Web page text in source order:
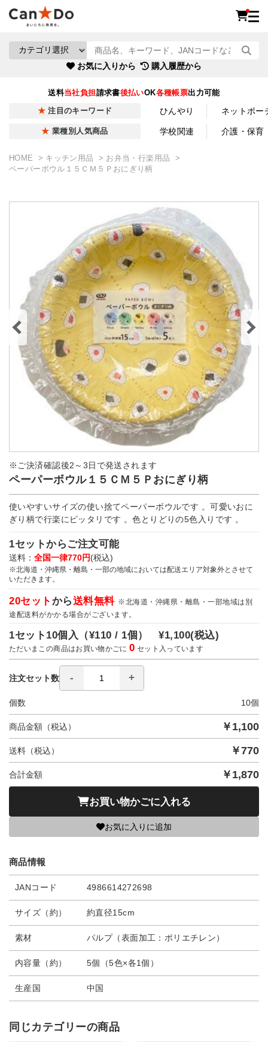
お気に入りから 購入履歴から
送料当社負担請求書後払いOK各種帳票出力可能
注目のキーワード ひんやり ネットポー
業種別人気商品 学校関連 介護・保育
HOME キッチン用品
お弁当・行楽用品
ペーパーボウル１５ＣＭ５Ｐおにぎり柄
※ご決済確認後2～3日で発送されます
ペーパーボウル１５ＣＭ５Ｐおにぎり柄
使いやすいサイズの使い捨てペーパーボウルです 。可愛いおに
ぎり柄で行楽にピッタリです 。色とりどりの5色入りです 。
1セットからご注文可能
送料： 全国一律770円(税込)
※北海道・沖縄県・離島・一部の地域においては配送エリア対象外とさせて
いただきます。
20セット から送料無料 ※北海道・沖縄県・離島・一部地域は別
途配送料がかかる場合がございます。
1セット10個入（¥110 / 1個）¥1,100(税込)
ただいまこの商品はお買い物かごに0 セット入っています
注文セット数
個数 10個
商品金額（税込） ￥ 1,100
送料（税込） ￥770
合計金額 ￥ 1,870
お買い物かごに入れる
お気に入りに追加
商品情報
JANコード 4986614272698
サイズ（約） 約直径15cm
素材 パルプ（表面加工：ポリエチレン）
内容量（約） 5個（5色×各1個）
生産国 中国
同じカテゴリーの商品